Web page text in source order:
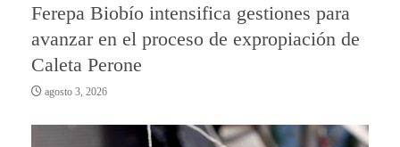
Ferepa Biobío intensifica gestiones para
avanzar en el proceso de expropiación de
Caleta Perone
agosto 3, 2026